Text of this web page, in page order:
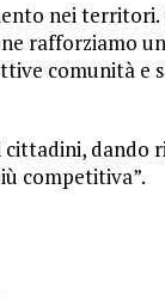
nei
rafforziamo
comunità e
dando
competitiva”.